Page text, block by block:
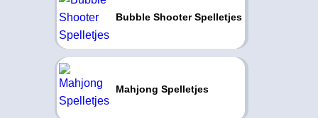
Bubble Shooter Spelletjes
Mahjong Spelletjes